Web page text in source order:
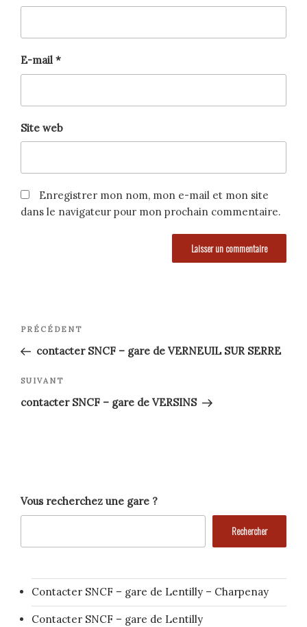
E-mail *
Site web
Enregistrer mon nom, mon e-mail et mon site
dans le navigateur pour mon prochain commentaire.
Navigation
de
l’article
Article
précédent
PRÉCÉDENT
contacter SNCF – gare de VERNEUIL SUR SERRE
Article
suivant
SUIVANT
contacter SNCF – gare de VERSINS
Vous recherchez une gare ?
Rechercher
Contacter SNCF – gare de Lentilly – Charpenay
Contacter SNCF – gare de Lentilly